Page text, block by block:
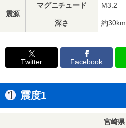
震源
マグニチュード M3.2
深さ 約30km
Twitter Facebook
震度1
宮崎県